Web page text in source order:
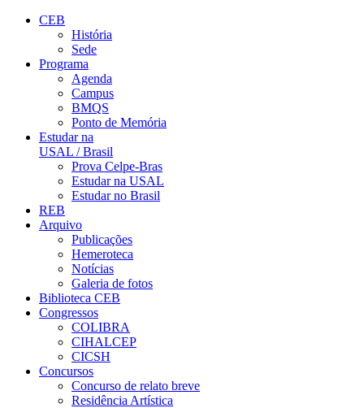
CEB
História
Sede
Programa
Agenda
Campus
BMQS
Ponto de Memória
Estudar na
USAL / Brasil
Prova Celpe-Bras
Estudar na USAL
Estudar no Brasil
REB
Arquivo
Publicações
Hemeroteca
Notícias
Galeria de fotos
Biblioteca CEB
Congressos
COLIBRA
CIHALCEP
CICSH
Concursos
Concurso de relato breve
Residência Artística